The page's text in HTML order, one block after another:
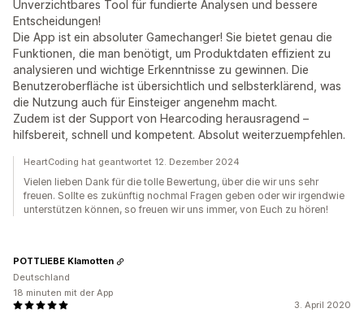
Unverzichtbares Tool für fundierte Analysen und bessere
Entscheidungen!
Die App ist ein absoluter Gamechanger! Sie bietet genau die
Funktionen, die man benötigt, um Produktdaten effizient zu
analysieren und wichtige Erkenntnisse zu gewinnen. Die
Benutzeroberfläche ist übersichtlich und selbsterklärend, was
die Nutzung auch für Einsteiger angenehm macht.
Zudem ist der Support von Hearcoding herausragend –
hilfsbereit, schnell und kompetent. Absolut weiterzuempfehlen.
HeartCoding hat geantwortet 12. Dezember 2024
Vielen lieben Dank für die tolle Bewertung, über die wir uns sehr
freuen. Sollte es zukünftig nochmal Fragen geben oder wir irgendwie
unterstützen können, so freuen wir uns immer, von Euch zu hören!
3. April 2020
POTTLIEBE Klamotten
Deutschland
18 minuten mit der App